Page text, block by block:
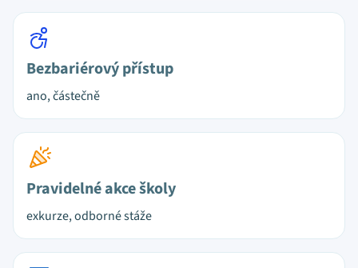
Bezbariérový přístup
ano, částečně
Pravidelné akce školy
exkurze, odborné stáže